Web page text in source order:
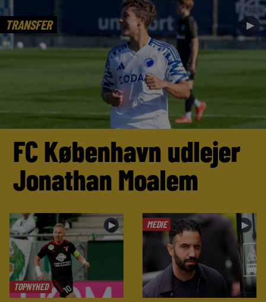
TRANSFER ►
FC København udlejer
Jonathan Moalem
TOPNYHED
► MEDIE ►